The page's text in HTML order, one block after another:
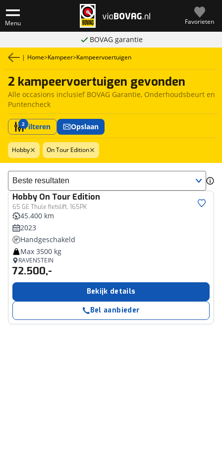
Menu Favorieten
BOVAG garantie
| Home>Kampeer>Kampeervoertuigen
2 kampeervoertuigen gevonden
Alle occasions inclusief BOVAG Garantie, Onderhoudsbeurt en
Puntencheck
2Filteren Opslaan
Hobby On Tour Edition
Sorteer resultaten
Hobby On Tour Edition
65 GE Thule fietslift, 165PK
45.400 km
2023
Handgeschakeld
Max 3500 kg
RAVENSTEIN
72.500,-
Bekijk details
Bel aanbieder